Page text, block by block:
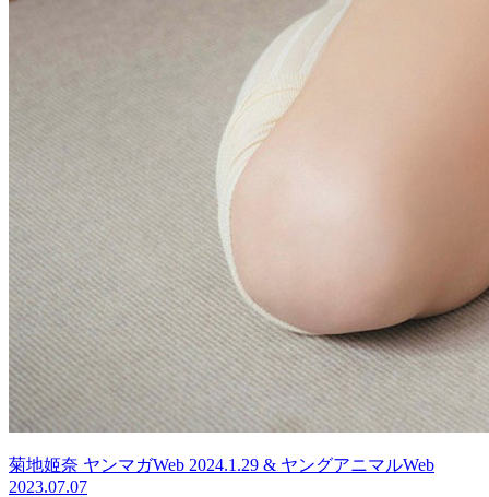
菊地姬奈 ヤンマガWeb 2024.1.29 & ヤングアニマルWeb
2023.07.07